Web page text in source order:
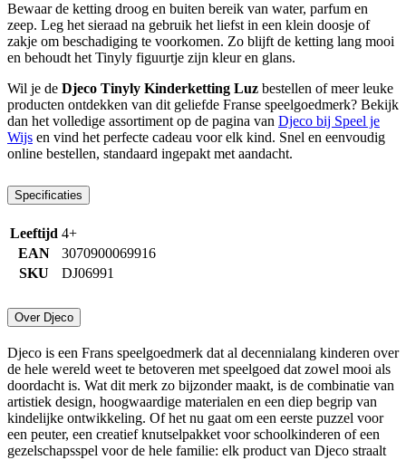
Bewaar de ketting droog en buiten bereik van water, parfum en
zeep. Leg het sieraad na gebruik het liefst in een klein doosje of
zakje om beschadiging te voorkomen. Zo blijft de ketting lang mooi
en behoudt het Tinyly figuurtje zijn kleur en glans.
Wil je de Djeco Tinyly Kinderketting Luz bestellen of meer leuke
producten ontdekken van dit geliefde Franse speelgoedmerk? Bekijk
dan het volledige assortiment op de pagina van Djeco bij Speel je
Wijs en vind het perfecte cadeau voor elk kind. Snel en eenvoudig
online bestellen, standaard ingepakt met aandacht.
Specificaties
Leeftijd 4+
EAN
3070900069916
SKU
DJ06991
Over Djeco
Djeco is een Frans speelgoedmerk dat al decennialang kinderen over
de hele wereld weet te betoveren met speelgoed dat zowel mooi als
doordacht is. Wat dit merk zo bijzonder maakt, is de combinatie van
artistiek design, hoogwaardige materialen en een diep begrip van
kindelijke ontwikkeling. Of het nu gaat om een eerste puzzel voor
een peuter, een creatief knutselpakket voor schoolkinderen of een
gezelschapsspel voor de hele familie: elk product van Djeco straalt